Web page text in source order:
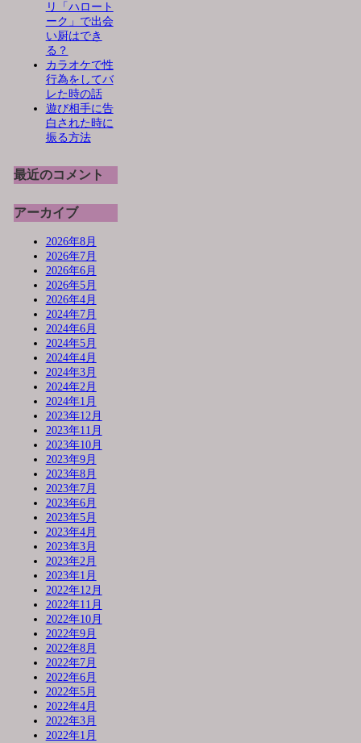
リ「ハロート
ーク」で出会
い厨はでき
る？
カラオケで性
行為をしてバ
レた時の話
遊び相手に告
白された時に
振る方法
最近のコメント
アーカイブ
2026年8月
2026年7月
2026年6月
2026年5月
2026年4月
2024年7月
2024年6月
2024年5月
2024年4月
2024年3月
2024年2月
2024年1月
2023年12月
2023年11月
2023年10月
2023年9月
2023年8月
2023年7月
2023年6月
2023年5月
2023年4月
2023年3月
2023年2月
2023年1月
2022年12月
2022年11月
2022年10月
2022年9月
2022年8月
2022年7月
2022年6月
2022年5月
2022年4月
2022年3月
2022年1月